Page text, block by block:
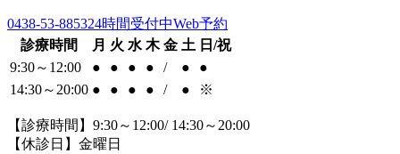
0438-53-885324時間受付中Web予約
診療時間
月 火 水 木 金 土 日/祝
9:30～12:00
● ● ● ● / ●
●
14:30～20:00 ● ● ● ● / ● ※
【診療時間】9:30～12:00/ 14:30～20:00
【休診日】金曜日